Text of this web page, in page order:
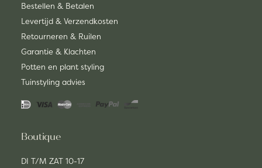
Bestellen & Betalen
Levertijd & Verzendkosten
Retourneren & Ruilen
Garantie & Klachten
Potten en plant styling
Tuinstyling advies
Boutique
DI T/M ZAT 10-17